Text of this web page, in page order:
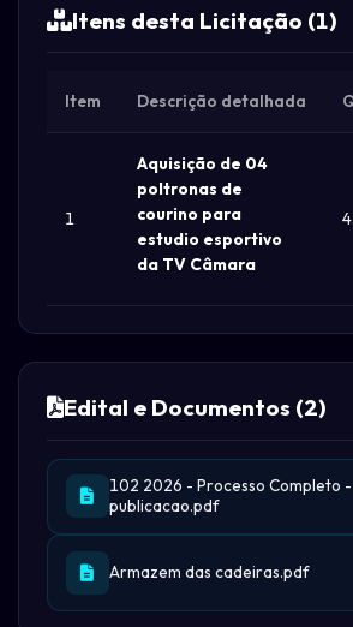
Itens desta Licitação (1)
Item Descrição detalhada
1
Aquisição de 04
poltronas de
courino para
estudio esportivo
da TV Câmara
Edital e Documentos (2)
102 2026 - Processo Completo
publicacao.pdf
Armazem das cadeiras.pdf